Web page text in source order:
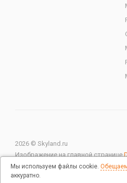
2026 © Skyland.ru
Изображение на главной странице
Мы используем файлы cookie. Обещаем
аккуратно.